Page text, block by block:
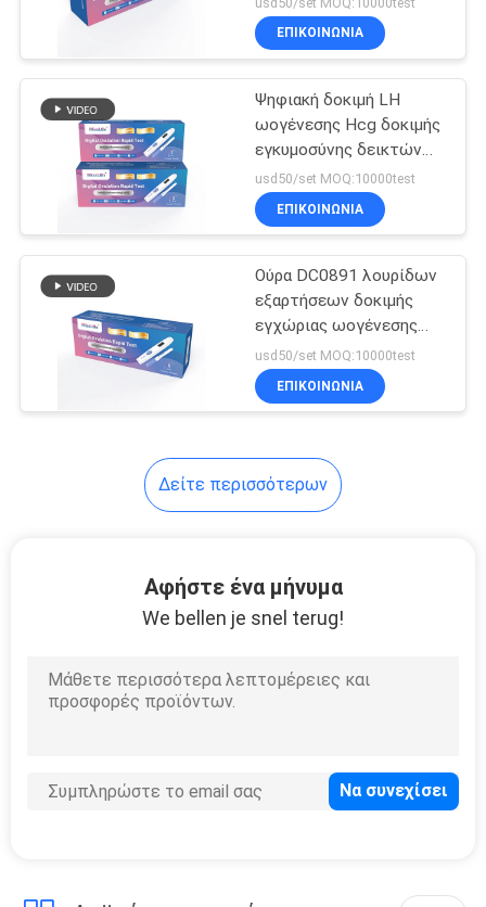
Κανονικό HCG
Κανονικό LH
Δοκιμή πήξης
IgM IgG
δοκιμής CE
ΕΠΙΚΟΙΝΩΝΙΑ
Ψηφιακή δοκιμή LH
ωογένεσης Hcg δοκιμής
εγκυμοσύνης δεικτών
λουρίδων του ISO
usd50/set MOQ:10000test
ΕΠΙΚΟΙΝΩΝΙΑ
Ούρα DC0891 λουρίδων
εξαρτήσεων δοκιμής
εγχώριας ωογένεσης
εγκυμοσύνης LH cOem
HCG
usd50/set MOQ:10000test
ΕΠΙΚΟΙΝΩΝΙΑ
Δείτε περισσότερων
Αφήστε ένα μήνυμα
We bellen je snel terug!